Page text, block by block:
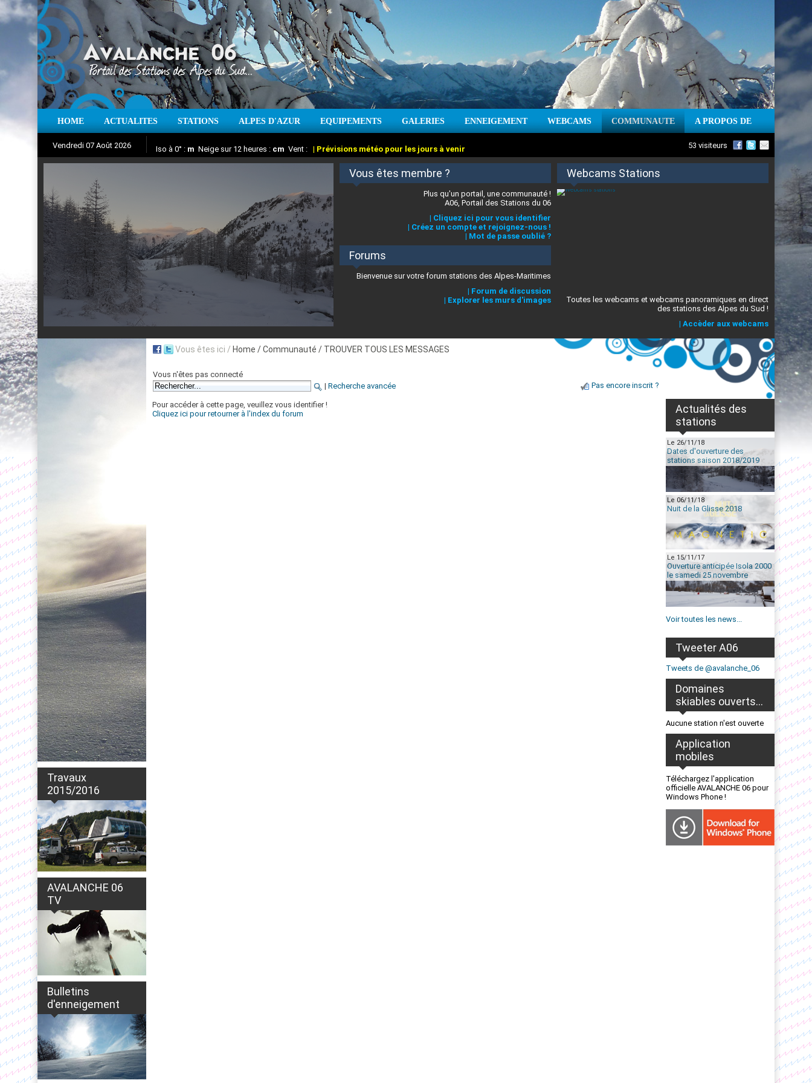
HOME ACTUALITES STATIONS ALPES D'AZUR EQUIPEMENTS GALERIES ENNEIGEMENT WEBCAMS COMMUNAUTE A PROPOS DE
Vendredi 07 Août 2026
Aujourd'hui : T° Min :°CT° Max :°C |Prévisions météo pour les jours à venir
Iso à 0° : Neige sur 12 heures : Vent : | Prévisions météo pour les jours à venir
Suivez en direct l'actualité des stations des Alpes-Maritimes
53 visiteurs
Vous êtes membre ?
Plus qu'un portail, une communauté !
A06, Portail des Stations du 06
| Cliquez ici pour vous identifier
| Créez un compte et rejoignez-nous !
| Mot de passe oublié ?
Forums
Bienvenue sur votre forum stations des Alpes-Maritimes
| Forum de discussion
| Explorer les murs d'images
Webcams Stations
Toutes les webcams et webcams panoramiques en direct
des stations des Alpes du Sud !
| Accèder aux webcams
Travaux
2015/2016
AVALANCHE 06
TV
Bulletins
d'enneigement
Vous êtes ici / Home / Communauté / TROUVER TOUS LES MESSAGES
Vous n'êtes pas connecté
| Recherche avancée Pas encore inscrit ?
Pour accéder à cette page, veuillez vous identifier !
Cliquez ici pour retourner à l'index du forum
Actualités des
stations
Le 26/11/18
Dates d'ouverture des
stations saison 2018/2019
Le 06/11/18
Nuit de la Glisse 2018
Le 15/11/17
Ouverture anticipée Isola 2000
le samedi 25 novembre
Voir toutes les news...
Tweeter A06
Tweets de @avalanche_06
Domaines
skiables ouverts...
Aucune station n'est ouverte
Application
mobiles
Téléchargez l'application
officielle AVALANCHE 06 pour
Windows Phone !